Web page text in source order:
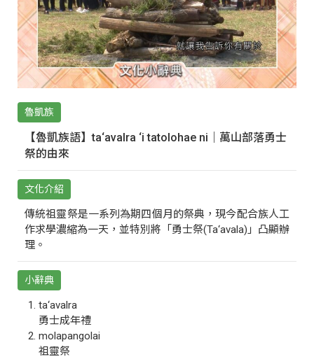
魯凱族
【魯凱族語】ta‘avalra ‘i tatolohae ni｜萬山部落勇士
祭的由來
文化介紹
傳統祖靈祭是一系列為期四個月的祭典，現今配合族人工
作求學濃縮為一天，並特別將「勇士祭(Ta‘avala)」凸顯辦
理。
小辭典
ta‘avalra
勇士成年禮
molapangolai
祖靈祭